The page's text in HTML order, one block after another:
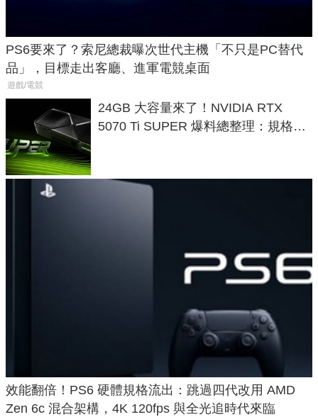
PS6要來了？索尼總裁曝次世代主機「不只是PC替代
品」，目標走出客廳、進軍電競桌面
遊戲/電競
24GB 大容量來了！NVIDIA RTX
5070 Ti SUPER 爆料總整理：規格、
效能翻倍！PS6 硬體規格流出：跳過四代改用 AMD
Zen 6c 混合架構，4K 120fps 與全光追時代來臨